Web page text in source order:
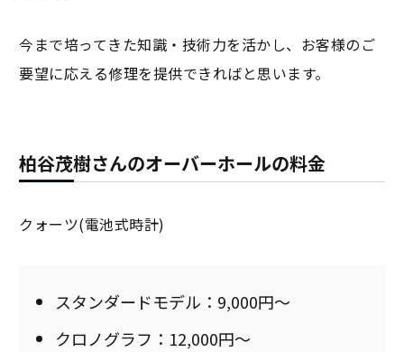
今まで培ってきた知識・技術力を活かし、お客様のご
要望に応える修理を提供できればと思います。
柏谷茂樹さんのオーバーホールの料金
クォーツ(電池式時計)
スタンダードモデル：9,000円～
クロノグラフ：12,000円～